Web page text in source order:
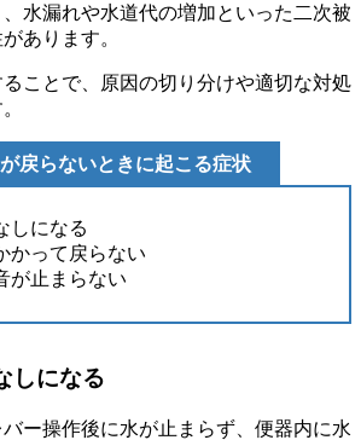
水漏れや水道代の増加といった二次被
あります。
ことで、原因の切り分けや適切な対処
戻らないときに起こる症状
しになる
かって戻らない
が止まらない
しになる
ー操作後に水が止まらず、便器内に水